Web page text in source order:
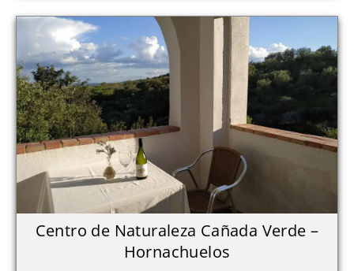
Centro de Naturaleza Cañada Verde –
Hornachuelos